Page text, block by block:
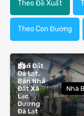
Theo Đề Xuất
Theo Con Đường
3
Bán Đất
Đà Lạt,
Bán Nhà
Đất Xã
Lạc
Dương
Đà Lạt
Nhà